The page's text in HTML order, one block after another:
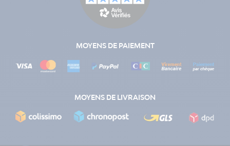
MOYENS DE PAIEMENT
MOYENS DE LIVRAISON